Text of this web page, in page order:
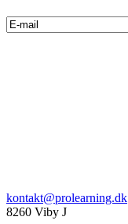
kontakt@prolearning.dk
8260 Viby J